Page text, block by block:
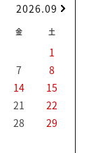
2026.09
金 土
1
7
8
14
15
21
22
28
29